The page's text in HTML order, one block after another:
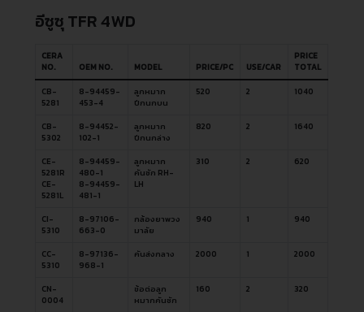
อีซูซุ TFR 4WD
CERA
NO.
OEM NO. MODEL PRICE/PC USE/CAR
PRICE
TOTAL
CB-
5281
8-94459-
453-4
ลูกหมาก
ปีกนกบน
520 2 1040
CB-
5302
8-94452-
102-1
ลูกหมาก
ปีกนกล่าง
820 2 1640
CE-
5281R
CE-
5281L
8-94459-
480-1
8-94459-
481-1
ลูกหมาก
คันชัก RH-
LH
310 2 620
CI-
5310
8-97106-
663-0
กล้องยาพวง
มาลัย
940 1 940
CC-
5310
8-97136-
968-1
คันส่งกลาง 2000 1 2000
CN-
0004
ข้อต่อลูก
หมากคันชัก
160 2 320